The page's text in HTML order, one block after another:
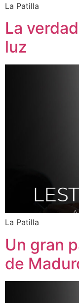
La Patilla
La
luz
La Patilla
Un gran
de